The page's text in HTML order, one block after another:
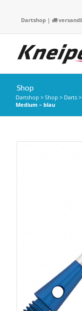
Dartshop|
Shop
Dartshop > Shop > Darts>
Medium – blau